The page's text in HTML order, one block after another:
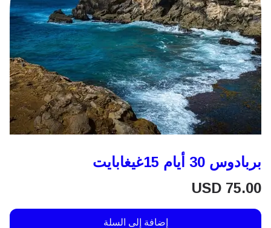
بربادوس 30 أيام 15غيغابايت
USD 75.00
إضافة إلى السلة